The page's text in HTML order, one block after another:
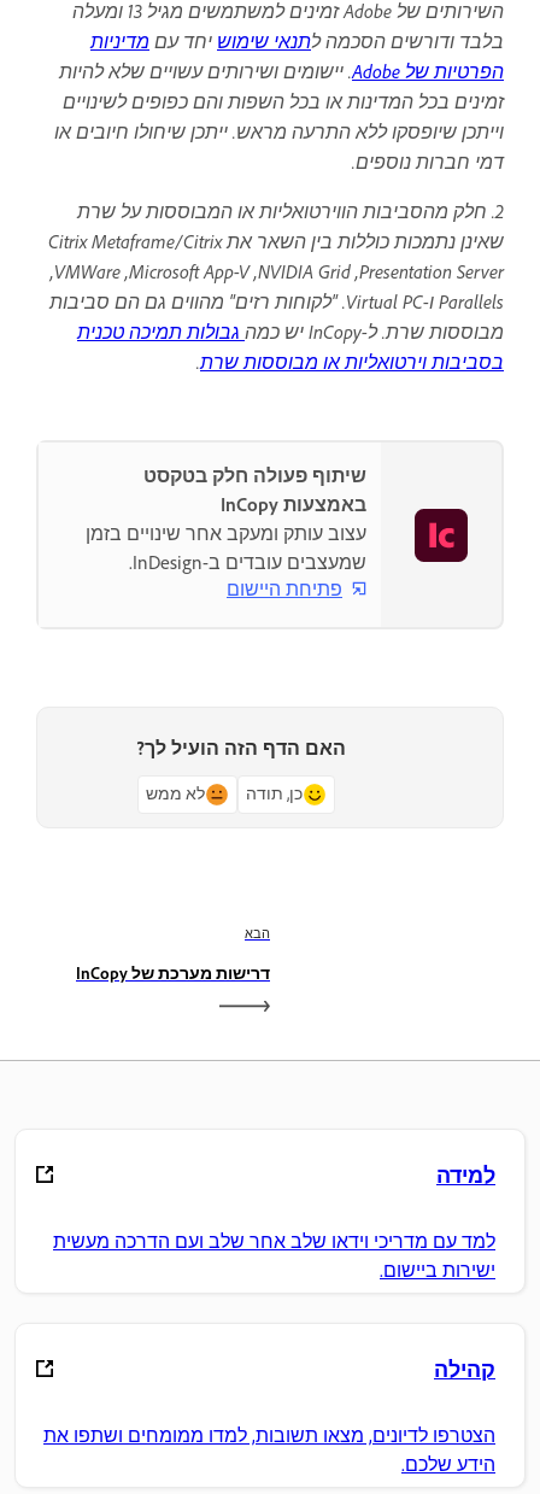
השירותים של Adobe זמינים למשתמשים מגיל 13 ומעלה
בלבד ודורשים הסכמה לתנאי שימוש יחד עם מדיניות
הפרטיות של Adobe
. יישומים ושירותים עשויים שלא להיות
זמינים בכל המדינות או בכל השפות והם כפופים לשינויים
וייתכן שיופסקו ללא התרעה מראש. ייתכן שיחולו חיובים או
דמי חברות נוספים.
2. חלק מהסביבות הווירטואליות או המבוססות על שרת
שאינן נתמכות כוללות בין השאר את Citrix Metaframe/Citrix
Presentation Server, ‏NVIDIA Grid, ‏Microsoft App-V,‏ VMWare,
‏Parallels ו-Virtual PC. "לקוחות רזים" מהווים גם הם סביבות
מבוססות שרת. ל-InCopy יש כמה
גבולות תמיכה טכנית
בסביבות וירטואליות או מבוססות שרת.
שיתוף פעולה חלק בטקסט
באמצעות InCopy
עצוב עותק ומעקב אחר שינויים בזמן
שמעצבים עובדים ב-InDesign.
פתיחת היישום
האם הדף הזה הועיל לך?
כן, תודה לא ממש
הבא
דרישות מערכת של InCopy
למידה
למד עם מדריכי וידאו שלב אחר שלב ועם הדרכה מעשית
ישירות ביישום.
קהילה
הצטרפו לדיונים, מצאו תשובות, למדו ממומחים ושתפו את
הידע שלכם.